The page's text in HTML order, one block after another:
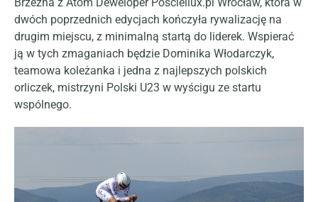
dwóch poprzednich edycjach kończyła rywalizację na
drugim miejscu, z minimalną startą do liderek. Wspierać
ją w tych zmaganiach będzie Dominika Włodarczyk,
teamowa koleżanka i jedna z najlepszych polskich
orliczek, mistrzyni Polski U23 w wyścigu ze startu
wspólnego.